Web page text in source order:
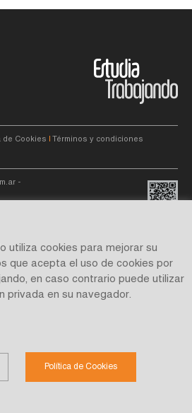
de Cookies Términos y condiciones
-
Site by
utiliza cookies para mejorar su
que acepta el uso de cookies por
en caso contrario puede utilizar
privada en su navegador.
Política de Cookies